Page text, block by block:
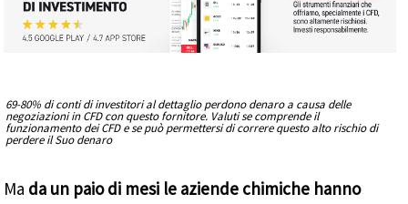
69-80% di conti di investitori al dettaglio perdono denaro a causa delle
negoziazioni in CFD con questo fornitore. Valuti se comprende il
funzionamento dei CFD e se può permettersi di correre questo alto rischio di
perdere il Suo denaro
Ma da un paio di mesi le aziende chimiche hanno